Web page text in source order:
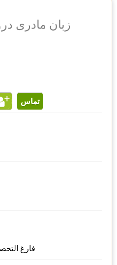
زبان مادری
تماس
فارغ